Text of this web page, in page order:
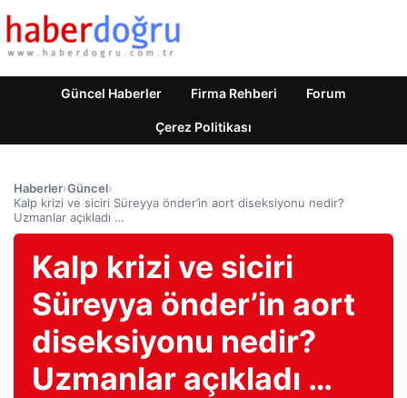
Güncel Haberler Firma Rehberi Forum
Çerez Politikası
Haberler›Güncel›
Kalp krizi ve siciri Süreyya önder’in aort diseksiyonu nedir?
Uzmanlar açıkladı …
Kalp krizi ve siciri
Süreyya önder’in aort
diseksiyonu nedir?
Uzmanlar açıkladı …